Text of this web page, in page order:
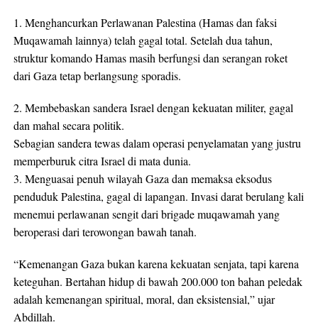
1. Menghancurkan Perlawanan Palestina (Hamas dan faksi
Muqawamah lainnya) telah gagal total. Setelah dua tahun,
struktur komando Hamas masih berfungsi dan serangan roket
dari Gaza tetap berlangsung sporadis.
2. Membebaskan sandera Israel dengan kekuatan militer, gagal
dan mahal secara politik.
Sebagian sandera tewas dalam operasi penyelamatan yang justru
memperburuk citra Israel di mata dunia.
3. Menguasai penuh wilayah Gaza dan memaksa eksodus
penduduk Palestina, gagal di lapangan. Invasi darat berulang kali
menemui perlawanan sengit dari brigade muqawamah yang
beroperasi dari terowongan bawah tanah.
“Kemenangan Gaza bukan karena kekuatan senjata, tapi karena
keteguhan. Bertahan hidup di bawah 200.000 ton bahan peledak
adalah kemenangan spiritual, moral, dan eksistensial,” ujar
Abdillah.